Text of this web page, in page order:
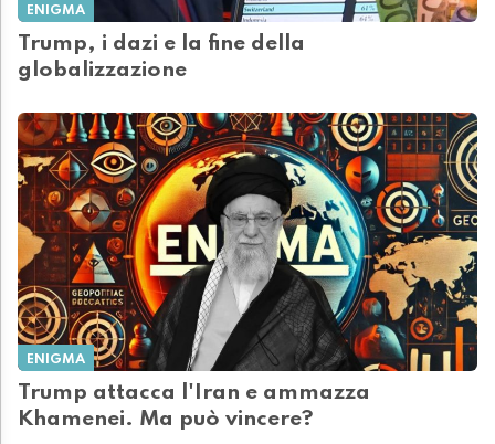
ENIGMA
Trump, i dazi e la fine della
globalizzazione
ENIGMA
Trump attacca l'Iran e ammazza
Khamenei. Ma può vincere?